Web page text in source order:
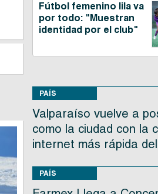
Fútbol femenino lila va
por todo: "Muestran
identidad por el club"
PAÍS
Valparaíso vuelve a
como la ciudad con la
internet más rápida
PAÍS